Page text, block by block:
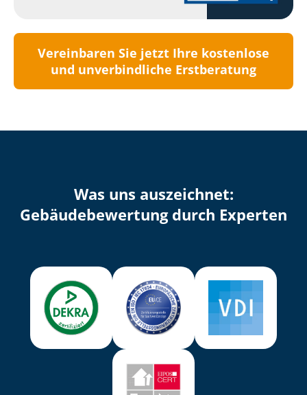
Vereinbaren Sie jetzt Ihre kostenlose
und unverbindliche Erstberatung
Was uns auszeichnet:
Ge­bäu­de­be­wer­tung durch Experten